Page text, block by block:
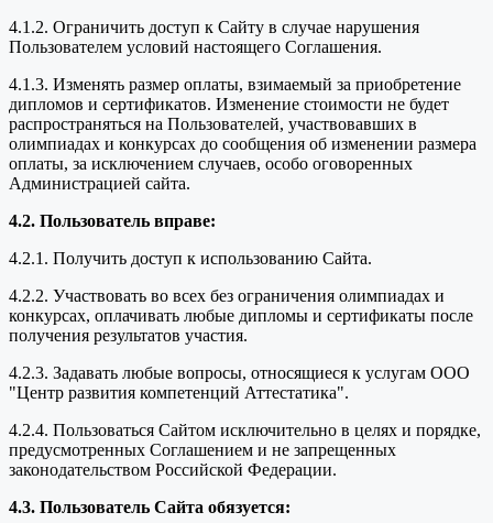
4.1.2. Ограничить доступ к Сайту в случае нарушения
Пользователем условий настоящего Соглашения.
4.1.3. Изменять размер оплаты, взимаемый за приобретение
дипломов и сертификатов. Изменение стоимости не будет
распространяться на Пользователей, участвовавших в
олимпиадах и конкурсах до сообщения об изменении размера
оплаты, за исключением случаев, особо оговоренных
Администрацией сайта.
4.2. Пользователь вправе:
4.2.1. Получить доступ к использованию Сайта.
4.2.2. Участвовать во всех без ограничения олимпиадах и
конкурсах, оплачивать любые дипломы и сертификаты после
получения результатов участия.
4.2.3. Задавать любые вопросы, относящиеся к услугам ООО
"Центр развития компетенций Аттестатика".
4.2.4. Пользоваться Сайтом исключительно в целях и порядке,
предусмотренных Соглашением и не запрещенных
законодательством Российской Федерации.
4.3. Пользователь Сайта обязуется: